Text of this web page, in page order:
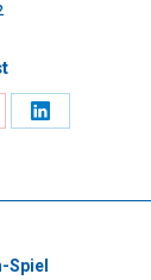
Share
LinkedIn
Spiel